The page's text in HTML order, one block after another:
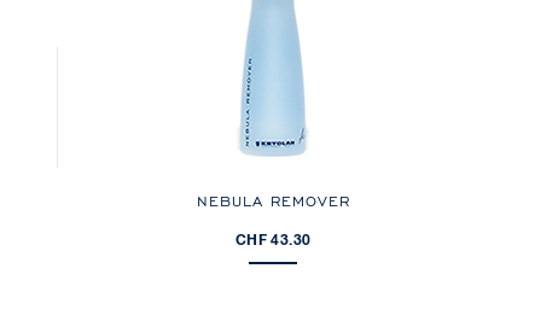
NEBULA REMOVER
CHF 43.30